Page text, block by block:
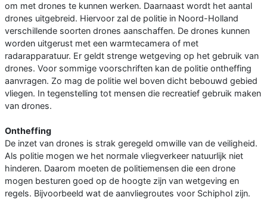
om met drones te kunnen werken. Daarnaast wordt het aantal
drones uitgebreid. Hiervoor zal de politie in Noord-Holland
verschillende soorten drones aanschaffen. De drones kunnen
worden uitgerust met een warmtecamera of met
radarapparatuur. Er geldt strenge wetgeving op het gebruik van
drones. Voor sommige voorschriften kan de politie ontheffing
aanvragen. Zo mag de politie wel boven dicht bebouwd gebied
vliegen. In tegenstelling tot mensen die recreatief gebruik maken
van drones.
Ontheffing
De inzet van drones is strak geregeld omwille van de veiligheid.
Als politie mogen we het normale vliegverkeer natuurlijk niet
hinderen. Daarom moeten de politiemensen die een drone
mogen besturen goed op de hoogte zijn van wetgeving en
regels. Bijvoorbeeld wat de aanvliegroutes voor Schiphol zijn.